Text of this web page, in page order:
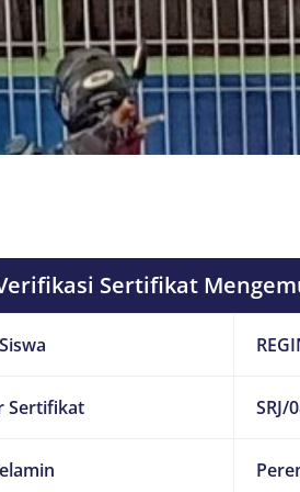
Sertifikat
Sertifikat SRJ/